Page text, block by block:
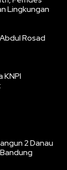
Lingkungan
Rosad
KNPI
2 Danau